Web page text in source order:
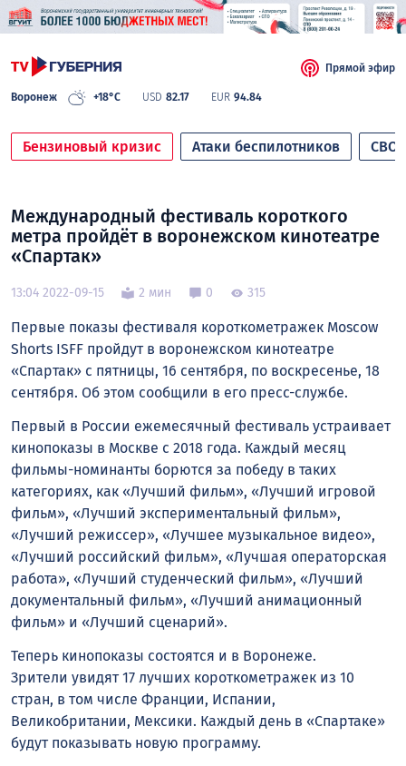
Воронеж +18°C USD 82.17 EUR 94.84
Прямой эфир
Бензиновый кризис Атаки беспилотников СВО
Международный фестиваль короткого
метра пройдёт в воронежском кинотеатре
«Спартак»
13:04 2022-09-15 2 мин 0 315
Первые показы фестиваля короткометражек Moscow
Shorts ISFF пройдут в воронежском кинотеатре
«Спартак» с пятницы, 16 сентября, по воскресенье, 18
сентября. Об этом сообщили в его пресс-службе.
Первый в России ежемесячный фестиваль устраивает
кинопоказы в Москве с 2018 года. Каждый месяц
фильмы-номинанты борются за победу в таких
категориях, как «Лучший фильм», «Лучший игровой
фильм», «Лучший экспериментальный фильм»,
«Лучший режиссер», «Лучшее музыкальное видео»,
«Лучший российский фильм», «Лучшая операторская
работа», «Лучший студенческий фильм», «Лучший
документальный фильм», «Лучший анимационный
фильм» и «Лучший сценарий».
Теперь кинопоказы состоятся и в Воронеже.
Зрители увидят 17 лучших короткометражек из 10
стран, в том числе Франции, Испании,
Великобритании, Мексики. Каждый день в «Спартаке»
будут показывать новую программу.